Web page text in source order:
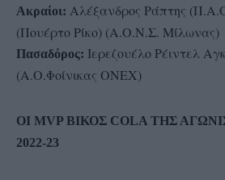
Ακραίοι: Αλέξανδρος Ράπτης
(Πουέρτο Ρίκο) (Α.Ο.Ν.Σ. Μίλωνας)
Πασαδόρος: Ιερεζουέλο Ρέιντελ
(Α.Ο.Φοίνικας ΟΝΕΧ)
ΟΙ MVP ΒΙΚΟΣ COLA ΤΗΣ
2022-23